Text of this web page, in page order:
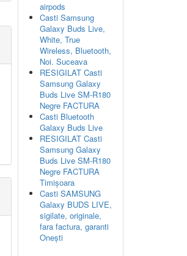
airpods
Casti Samsung
Galaxy Buds Live,
White, True
Wireless, Bluetooth,
Noi. Suceava
RESIGILAT Casti
Samsung Galaxy
Buds Live SM-R180
Negre FACTURA
Casti Bluetooth
Galaxy Buds Live
RESIGILAT Casti
Samsung Galaxy
Buds Live SM-R180
Negre FACTURA
Timișoara
Casti SAMSUNG
Galaxy BUDS LIVE,
sigilate, originale,
fara factura, garanti
Onești